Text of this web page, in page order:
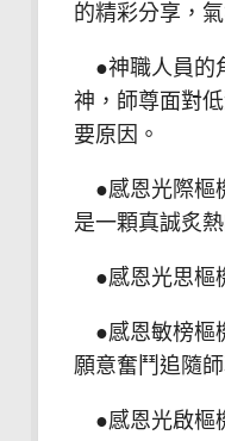
的精彩分享，
●神職人員的
神，師尊面對
要原因。
●感恩光際樞
是一顆真誠炙熱
●感恩光思樞
●感恩敏榜樞
願意奮鬥追隨
●感恩光啟樞